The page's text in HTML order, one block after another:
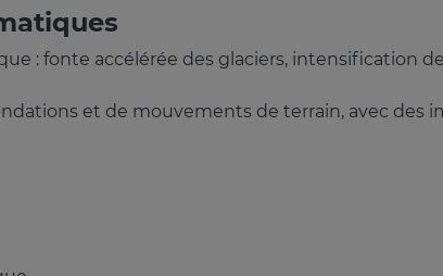
: fonte accélérée des glaciers, intensification
et de mouvements de terrain, avec des